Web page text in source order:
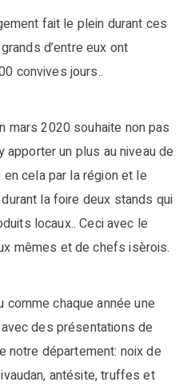
fait le plein durant ces
d’entre eux ont
convives jours..
mars 2020 souhaite non pas
un plus au niveau de
cela par la région et le
la foire deux stands qui
locaux.. Ceci avec le
mêmes et de chefs isèrois.
comme chaque année une
des présentations de
notre département: noix de
antésite, truffes et